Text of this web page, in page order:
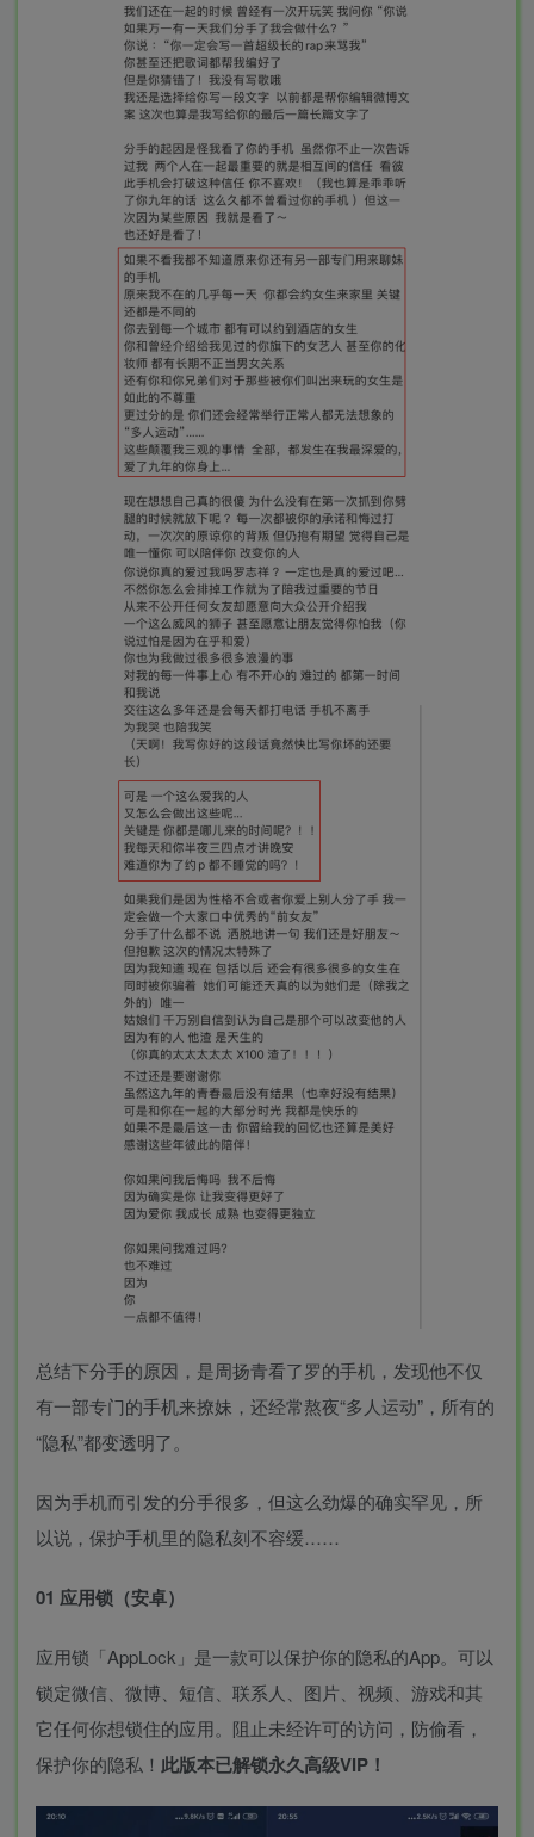
总结下分手的原因，是周扬青看了罗的手机，发现他不仅
有一部专门的手机来撩妹，还经常熬夜“多人运动”，所有的
“隐私”都变透明了。
因为手机而引发的分手很多，但这么劲爆的确实罕见，所
以说，保护手机里的隐私刻不容缓……
01 应用锁（安卓）
应用锁「AppLock」是一款可以保护你的隐私的App。可以
锁定微信、微博、短信、联系人、图片、视频、游戏和其
它任何你想锁住的应用。阻止未经许可的访问，防偷看，
保护你的隐私！ 此版本已解锁永久高级VIP！